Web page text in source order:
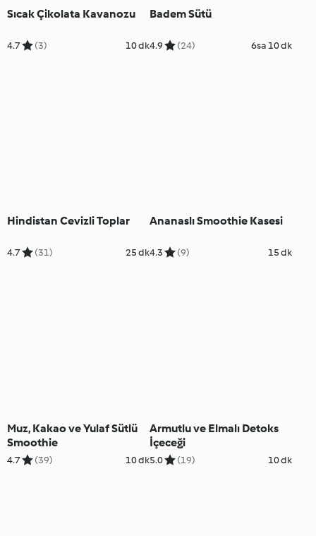
Sıcak Çikolata Kavanozu
4.7 (3) 10 dk
Badem Sütü
4.9 (24) 6sa 10 dk
Hindistan Cevizli Toplar
4.7 (31) 25 dk
Ananaslı Smoothie Kasesi
4.3 (9) 15 dk
Muz, Kakao ve Yulaf Sütlü
Smoothie
4.7 (39) 10 dk
Armutlu ve Elmalı Detoks
İçeceği
5.0 (19) 10 dk